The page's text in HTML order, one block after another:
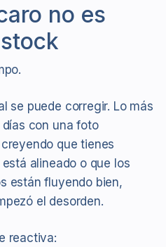
no es
se puede corregir. Lo más
con una foto
que tienes
alineado o que los
están fluyendo bien,
el desorden.
reactiva: